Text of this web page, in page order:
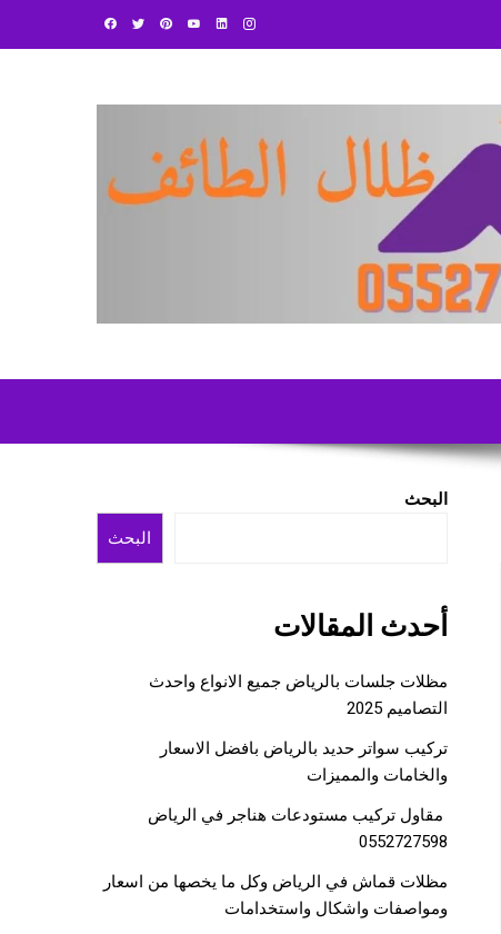
البحث
البحث
أحدث المقالات
مظلات جلسات بالرياض جميع الانواع واحدث
التصاميم 2025
تركيب سواتر حديد بالرياض بافضل الاسعار
والخامات والمميزات
مقاول تركيب مستودعات هناجر في الرياض
0552727598
مظلات قماش في الرياض وكل ما يخصها من اسعار
ومواصفات واشكال واستخدامات